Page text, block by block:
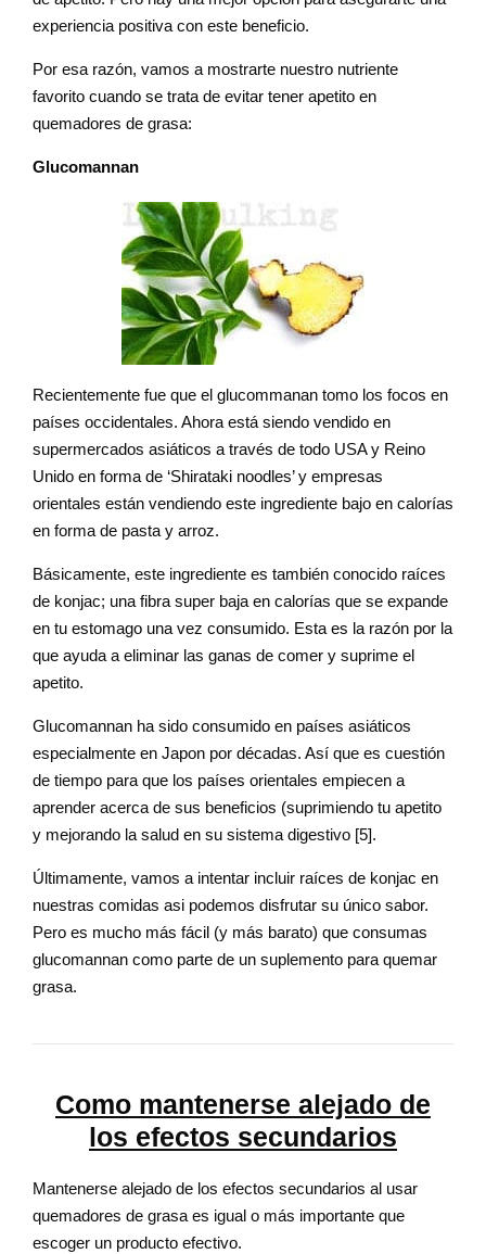
experiencia positiva con este beneficio.
Por esa razón, vamos a mostrarte nuestro nutriente
favorito cuando se trata de evitar tener apetito en
quemadores de grasa:
Glucomannan
Recientemente fue que el glucommanan tomo los focos en
países occidentales. Ahora está siendo vendido en
supermercados asiáticos a través de todo USA y Reino
Unido en forma de ‘Shirataki noodles’ y empresas
orientales están vendiendo este ingrediente bajo en calorías
en forma de pasta y arroz.
Básicamente, este ingrediente es también conocido raíces
de konjac; una fibra super baja en calorías que se expande
en tu estomago una vez consumido. Esta es la razón por la
que ayuda a eliminar las ganas de comer y suprime el
apetito.
Glucomannan ha sido consumido en países asiáticos
especialmente en Japon por décadas. Así que es cuestión
de tiempo para que los países orientales empiecen a
aprender acerca de sus beneficios (suprimiendo tu apetito
y mejorando la salud en su sistema digestivo [5].
Últimamente, vamos a intentar incluir raíces de konjac en
nuestras comidas asi podemos disfrutar su único sabor.
Pero es mucho más fácil (y más barato) que consumas
glucomannan como parte de un suplemento para quemar
grasa.
Como mantenerse alejado de
los efectos secundarios
Mantenerse alejado de los efectos secundarios al usar
quemadores de grasa es igual o más importante que
escoger un producto efectivo.